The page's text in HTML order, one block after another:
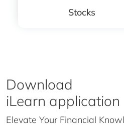
Stocks
Download
iLearn application
Elevate Your Financial